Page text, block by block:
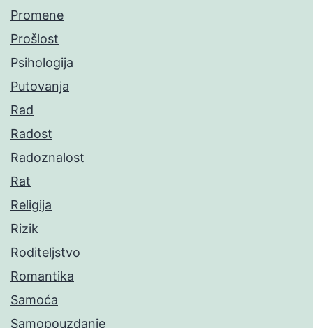
Promene
Prošlost
Psihologija
Putovanja
Rad
Radost
Radoznalost
Rat
Religija
Rizik
Roditeljstvo
Romantika
Samoća
Samopouzdanje